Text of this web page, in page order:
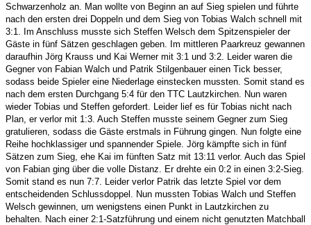
Schwarzenholz an. Man wollte von Beginn an auf Sieg spielen und führte
nach den ersten drei Doppeln und dem Sieg von Tobias Walch schnell mit
3:1. Im Anschluss musste sich Steffen Welsch dem Spitzenspieler der
Gäste in fünf Sätzen geschlagen geben. Im mittleren Paarkreuz gewannen
daraufhin Jörg Krauss und Kai Werner mit 3:1 und 3:2. Leider waren die
Gegner von Fabian Walch und Patrik Stilgenbauer einen Tick besser,
sodass beide Spieler eine Niederlage einstecken mussten. Somit stand es
nach dem ersten Durchgang 5:4 für den TTC Lautzkirchen. Nun waren
wieder Tobias und Steffen gefordert. Leider lief es für Tobias nicht nach
Plan, er verlor mit 1:3. Auch Steffen musste seinem Gegner zum Sieg
gratulieren, sodass die Gäste erstmals in Führung gingen. Nun folgte eine
Reihe hochklassiger und spannender Spiele. Jörg kämpfte sich in fünf
Sätzen zum Sieg, ehe Kai im fünften Satz mit 13:11 verlor. Auch das Spiel
von Fabian ging über die volle Distanz. Er drehte ein 0:2 in einen 3:2-Sieg.
Somit stand es nun 7:7. Leider verlor Patrik das letzte Spiel vor dem
entscheidenden Schlussdoppel. Nun mussten Tobias Walch und Steffen
Welsch gewinnen, um wenigstens einen Punkt in Lautzkirchen zu
behalten. Nach einer 2:1-Satzführung und einem nicht genutzten Matchball